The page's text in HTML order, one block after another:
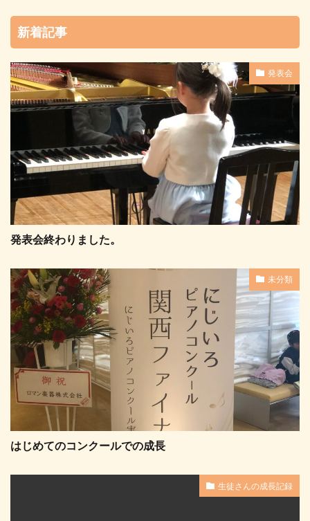
新着記事
発表会
発表会終わりました。
未分類
はじめてのコンクールでの成長
生徒さんの成長記録